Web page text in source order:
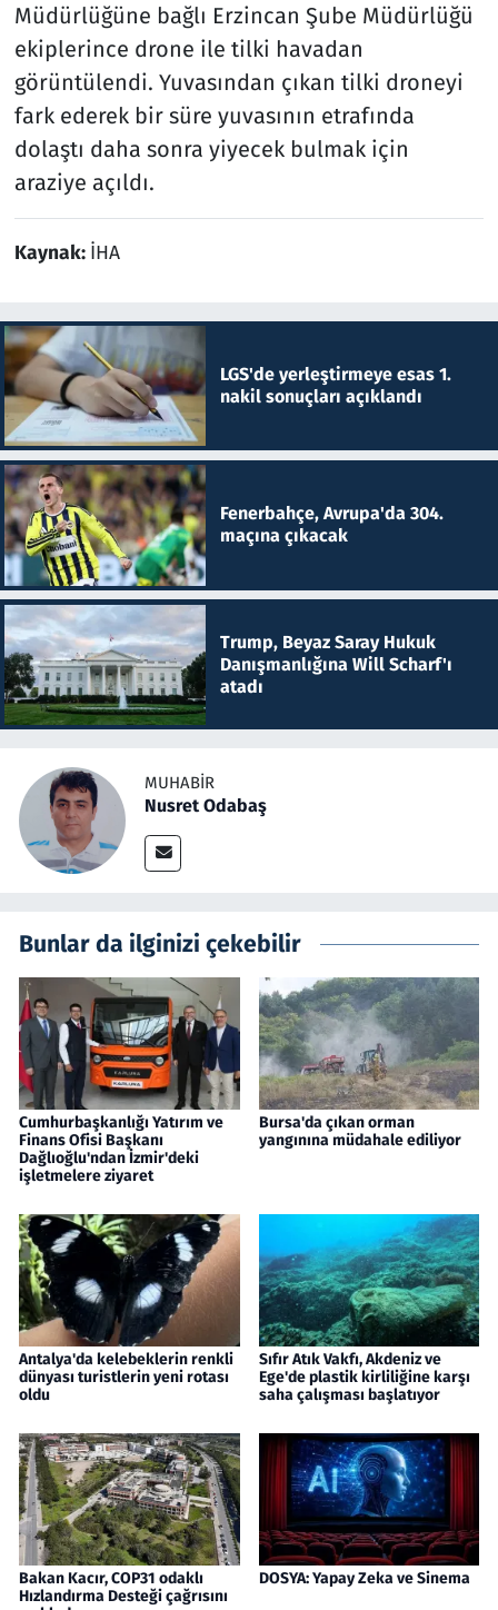
Müdürlüğüne bağlı Erzincan Şube Müdürlüğü
ekiplerince drone ile tilki havadan
görüntülendi. Yuvasından çıkan tilki droneyi
fark ederek bir süre yuvasının etrafında
dolaştı daha sonra yiyecek bulmak için
araziye açıldı.
Kaynak: İHA
LGS'de yerleştirmeye esas 1.
nakil sonuçları açıklandı
Fenerbahçe, Avrupa'da 304.
maçına çıkacak
Trump, Beyaz Saray Hukuk
Danışmanlığına Will Scharf'ı
atadı
MUHABIR
Nusret Odabaş
Bunlar da ilginizi çekebilir
Cumhurbaşkanlığı Yatırım ve
Finans Ofisi Başkanı
Dağlıoğlu'ndan İzmir'deki
işletmelere ziyaret
Bursa'da çıkan orman
yangınına müdahale ediliyor
Antalya'da kelebeklerin renkli
dünyası turistlerin yeni rotası
oldu
Sıfır Atık Vakfı, Akdeniz ve
Ege'de plastik kirliliğine karşı
saha çalışması başlatıyor
Bakan Kacır, COP31 odaklı
Hızlandırma Desteği çağrısını
DOSYA: Yapay Zeka ve Sinema
Teknoloji ve Bilim